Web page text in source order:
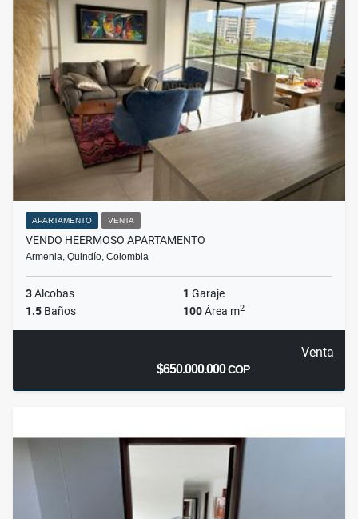
APARTAMENTO VENTA
VENDO HEERMOSO APARTAMENTO
Armenia, Quindío, Colombia
3Alcobas 1 Garaje
1.5 Baños 100Área m2
Venta
$650.000.000COP